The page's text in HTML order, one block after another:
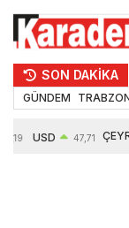
SON DAKİKA
GÜNDEM
USD 47,71